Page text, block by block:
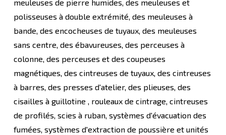
meuleuses de pierre humides, des meuleuses et
polisseuses à double extrémité, des meuleuses à
bande, des encocheuses de tuyaux, des meuleuses
sans centre, des ébavureuses, des perceuses à
colonne, des perceuses et des coupeuses
magnétiques, des cintreuses de tuyaux, des cintreuses
à barres, des presses d'atelier, des plieuses, des
cisailles à guillotine , rouleaux de cintrage, cintreuses
de profilés, scies à ruban, systèmes d'évacuation des
fumées, systèmes d'extraction de poussière et unités